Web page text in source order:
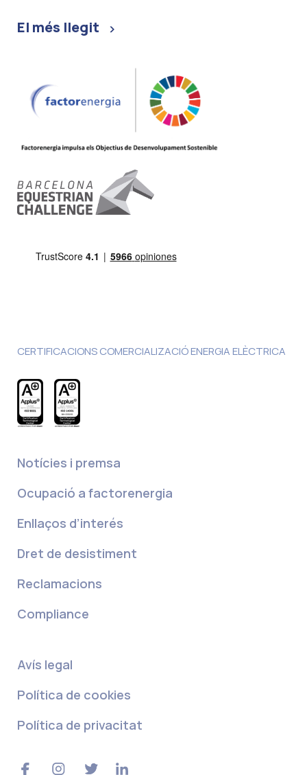
El més llegit
CERTIFICACIONS COMERCIALIZACIÓ ENERGIA ELÈCTRICA
Notícies i premsa
Ocupació a factorenergia
Enllaços d’interés
Dret de desistiment
Reclamacions
Compliance
Avís legal
Política de cookies
Política de privacitat